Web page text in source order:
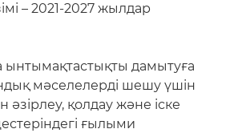
– 2021-2027 жылдар
ынтымақтастықты дамытуға
мәселелерді шешу үшін
әзірлеу, қолдау және іске
ғылыми